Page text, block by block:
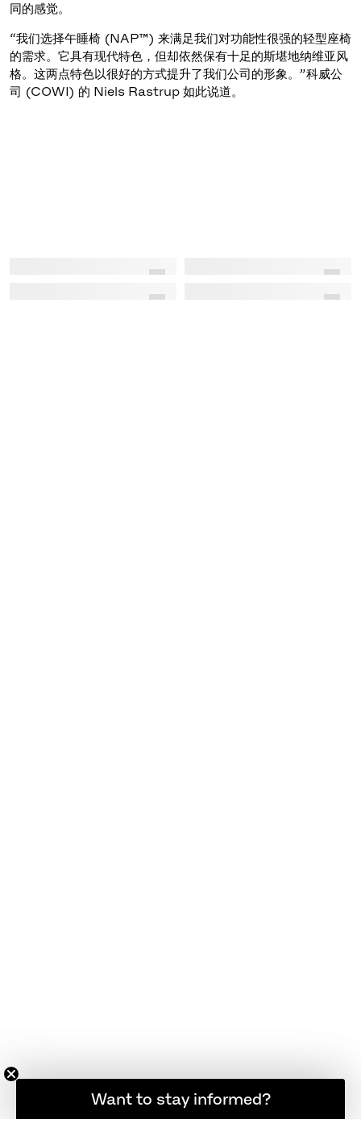
同的感觉。
“我们选择午睡椅 (NAP™) 来满足我们对功能性很强的轻型座椅
的需求。它具有现代特色，但却依然保有十足的斯堪地纳维亚风
格。这两点特色以很好的方式提升了我们公司的形象。”科威公
司 (COWI) 的 Niels Rastrup 如此说道。
想随时了解最新资讯吗？
Want to stay informed?